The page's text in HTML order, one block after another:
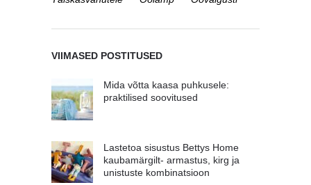
VIIMASED POSTITUSED
Mida võtta kaasa puhkusele:
praktilised soovitused
Lastetoa sisustus Bettys Home
kaubamärgilt- armastus, kirg ja
unistuste kombinatsioon